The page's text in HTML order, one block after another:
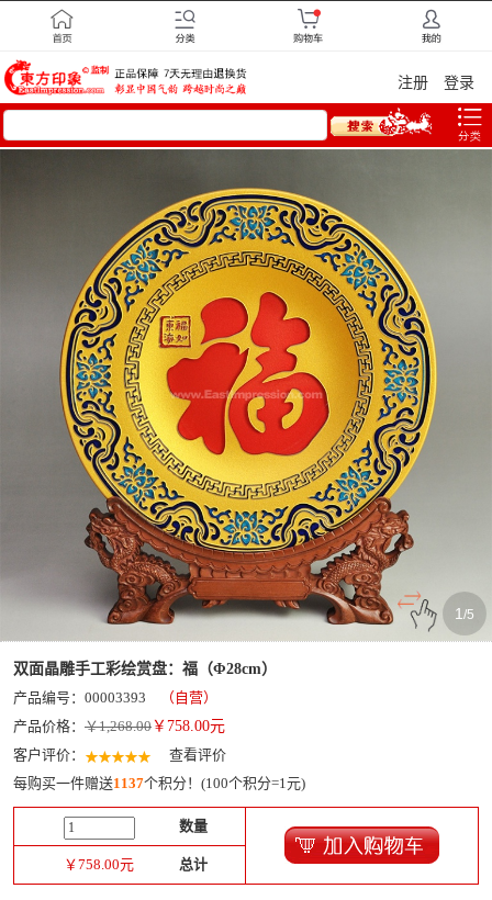
注册 登录
1 /5
双面晶雕手工彩绘赏盘：福（Φ28cm）
产品编号：00003393
（自营）
产品价格： ￥1,268.00 ￥ 758.00元
客户评价：
查看评价
每购买一件赠送1137个积分！(100个积分=1元)
数量
￥758.00元 总计